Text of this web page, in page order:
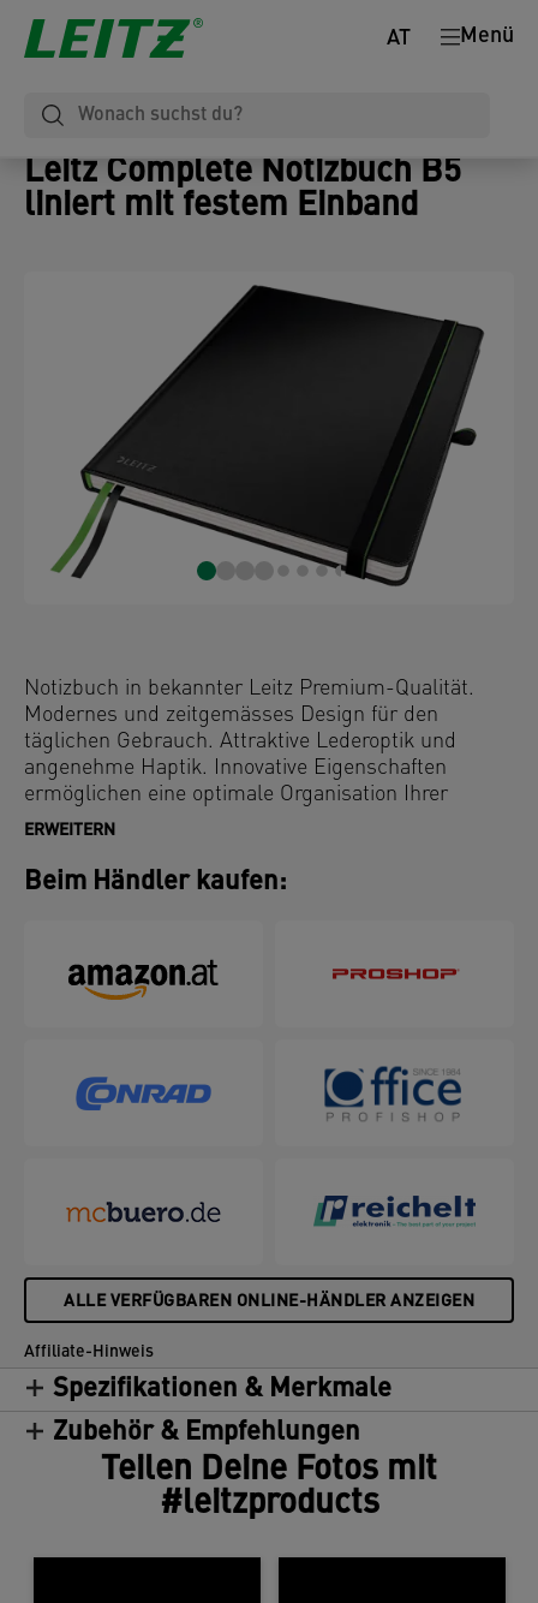
Menü
AT
Leitz Complete Notizbuch B5
liniert mit festem Einband
Notizbuch in bekannter Leitz Premium-Qualität.
Modernes und zeitgemässes Design für den
täglichen Gebrauch. Attraktive Lederoptik und
angenehme Haptik. Innovative Eigenschaften
ermöglichen eine optimale Organisation Ihrer
Notizen. Passt perfekt zu anderen Complete
ERWEITERN
Beim Händler kaufen:
ALLE VERFÜGBAREN ONLINE-HÄNDLER ANZEIGEN
Affiliate-Hinweis
Spezifikationen & Merkmale
Zubehör & Empfehlungen
Teilen Deine Fotos mit
#leitzproducts